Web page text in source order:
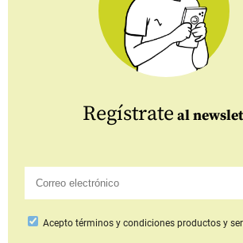
Regístrate al
Aceptotérminos y condiciones productos y